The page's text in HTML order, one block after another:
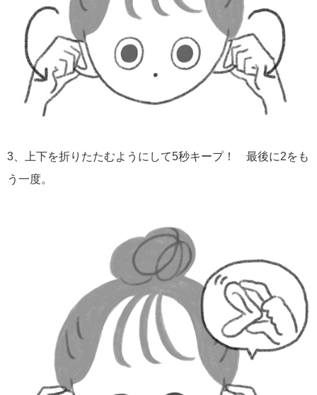
3、上下を折りたたむようにして5秒キープ！ 最後に2をも
う一度。